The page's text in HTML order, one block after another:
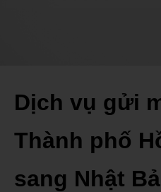
Dịch vụ gửi
Thành phố
sang Nhật